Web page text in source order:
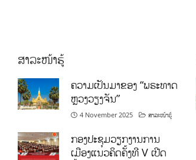
ສາລະໜ້າຮູ້
ຄວາມເປັນມາຂອງ “ພຣະທາດ
ຫຼວງວຽງຈັນ”
4 November 2025 ສາລະໜ້າຮູ້
ກອງປະຊຸມວຽກງານການ
ເມືອງແນວຄິດຄັ້ງທີ V ເປີດ